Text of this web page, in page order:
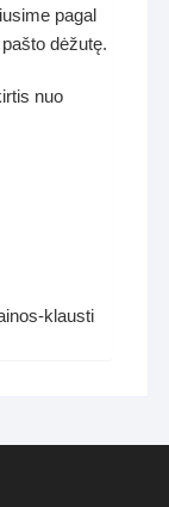
pagal
dėžutę.
nuo
klausti